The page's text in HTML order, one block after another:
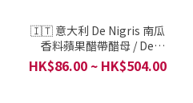
🇮🇹 意大利 De Nigris 南瓜
香料蘋果醋帶醋母 / De
Nigris / 意大利 / 一樽 500毫
升
HK$86.00 ~ HK$504.00